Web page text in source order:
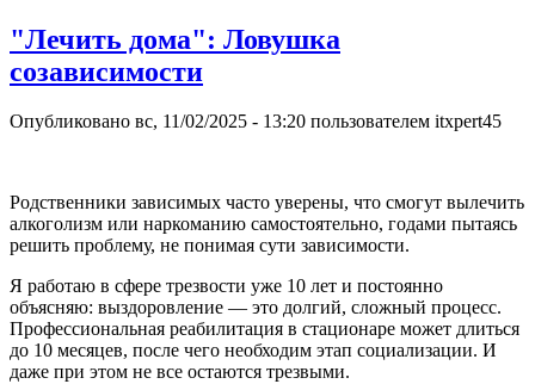
"Лечить дома": Ловушка
созависимости
Опубликовано вс, 11/02/2025 - 13:20 пользователем itxpert45
Родственники зависимых часто уверены, что смогут вылечить
алкоголизм или наркоманию самостоятельно, годами пытаясь
решить проблему, не понимая сути зависимости.
Я работаю в сфере трезвости уже 10 лет и постоянно
объясняю: выздоровление — это долгий, сложный процесс.
Профессиональная реабилитация в стационаре может длиться
до 10 месяцев, после чего необходим этап социализации. И
даже при этом не все остаются трезвыми.